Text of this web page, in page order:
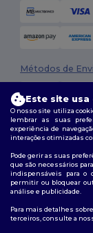
Métodos de
Siga-nos
Este site usa
O nosso site utiliza
lembrar as suas
experiência de
interações otimizadas
Pode gerir as suas
que são necessários
indispensáveis para o
permitir ou bloquear
análise e publicidade.
Para mais detalhes
terceiros, consulte a